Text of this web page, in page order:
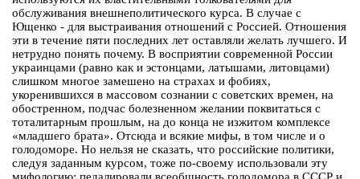
обслуживания внешнеполитического курса. В случае с
Ющенко - для выстраивания отношений с Россией. Отношения
эти в течение пяти последних лет оставляли желать лучшего. И
нетрудно понять почему. В восприятии современной России
украинцами (равно как и эстонцами, латышами, литовцами)
слишком многое замешено на страхах и фобиях,
укоренившихся в массовом сознании с советских времен, на
обостренном, подчас болезненном желании поквитаться с
тоталитарным прошлым, на до конца не изжитом комплексе
«младшего брата». Отсюда и всякие мифы, в том числе и о
голодоморе. Но нельзя не сказать, что российские политики,
следуя заданным курсом, тоже по-своему использовали эту